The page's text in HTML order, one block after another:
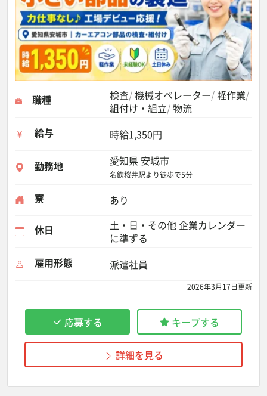
職種 検査 機械オペレーター 軽作業
組付け・組立 物流
給与
時給1,350円
勤務地 愛知県 安城市
名鉄桜井駅より徒歩で5分
寮 あり
休日
土・日・その他 企業カレンダー
に準ずる
雇用形態
派遣社員
2026年3月17日更新
応募する キープする
詳細を見る